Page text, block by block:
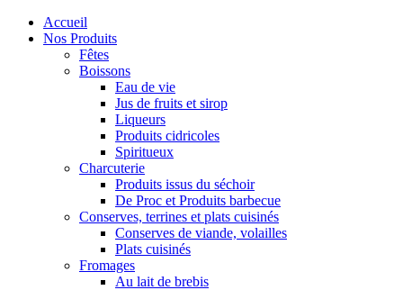
Accueil
Nos Produits
Fêtes
Boissons
Eau de vie
Jus de fruits et sirop
Liqueurs
Produits cidricoles
Spiritueux
Charcuterie
Produits issus du séchoir
De Proc et Produits barbecue
Conserves, terrines et plats cuisinés
Conserves de viande, volailles
Plats cuisinés
Fromages
Au lait de brebis